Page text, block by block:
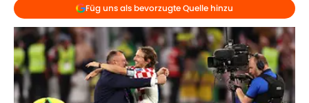
Füg uns als bevorzugte Quelle hinzu